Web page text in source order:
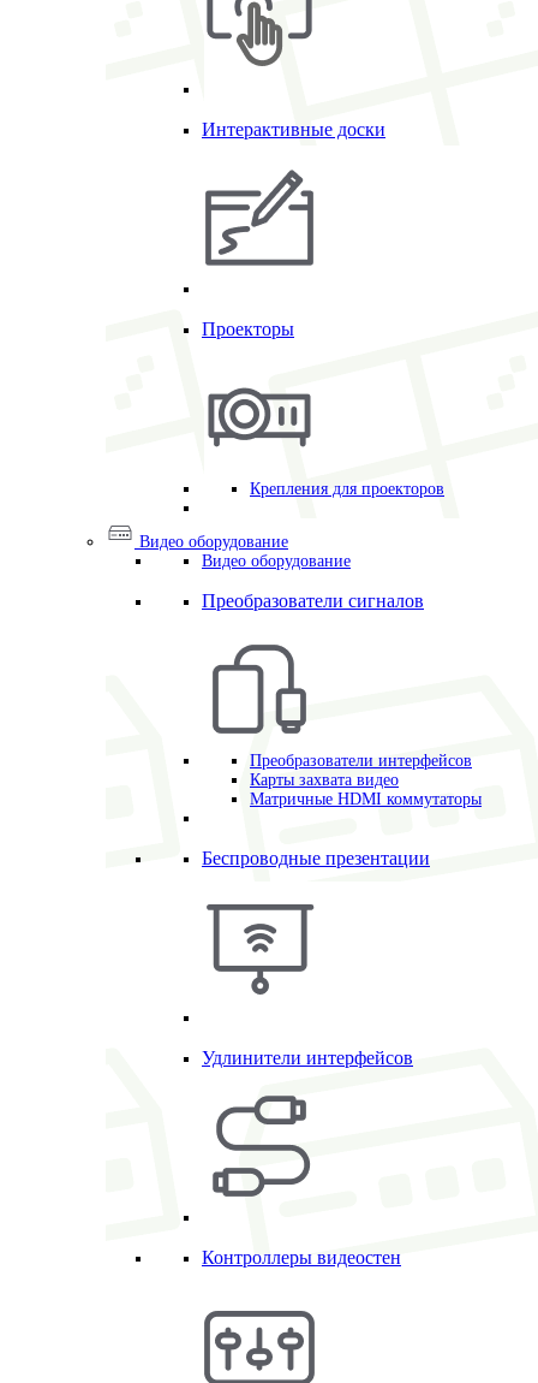
Интерактивные доски
Проекторы
Крепления для проекторов
Видео оборудование
Видео оборудование
Преобразователи сигналов
Преобразователи интерфейсов
Карты захвата видео
Матричные HDMI коммутаторы
Беспроводные презентации
Удлинители интерфейсов
Контроллеры видеостен